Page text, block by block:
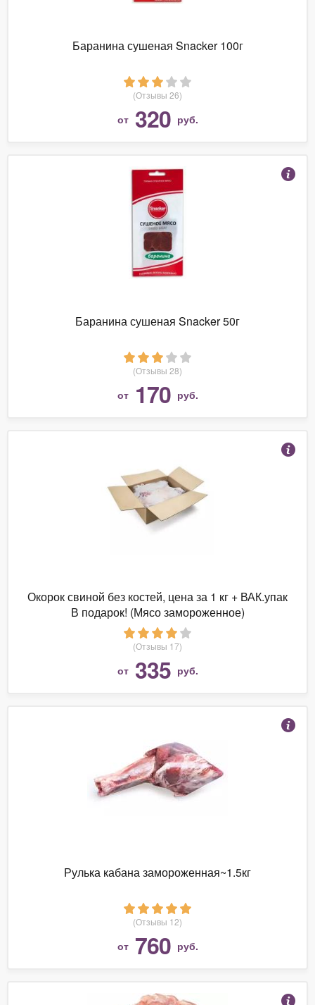
Баранина сушеная Snacker 100г
(Отзывы 26)
от 320 руб.
Баранина сушеная Snacker 50г
(Отзывы 28)
от 170 руб.
Окорок свиной без костей, цена за 1 кг + ВАК.упак
В подарок! (Мясо замороженное)
(Отзывы 17)
от 335 руб.
Рулька кабана замороженная~1.5кг
(Отзывы 12)
от 760 руб.